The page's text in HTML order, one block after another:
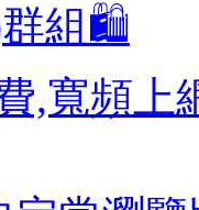
群組🛍️
,寬頻上